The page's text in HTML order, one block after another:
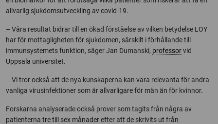
allvarlig sjukdomsutveckling av covid-19.
– Våra resultat bidrar till en ökad förståelse av vilken betydelse LOY
har för mottagligheten för sjukdomen, särskilt i förhållande till
immunsystemets funktion, säger Jan Dumanski, professorvid
Uppsala universitet.
– Vi tror också att de nya kunskaperna kan vara relevanta för andra
vanliga virusinfektioner som är allvarligare för män än för kvinnor.
Forskarna analyserade också prover som tagits från några av
patienterna tre till sex månader efter att de skrivits ut från